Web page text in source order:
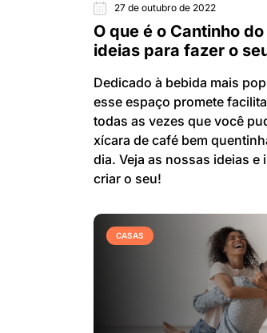
27 de outubro de 2022
O que é o Cantinho
ideias para fazer o
Dedicado à bebida mais
esse espaço promete
todas as vezes que você
xícara de café bem
dia. Veja as nossas ideias e
criar o seu!
CASAS